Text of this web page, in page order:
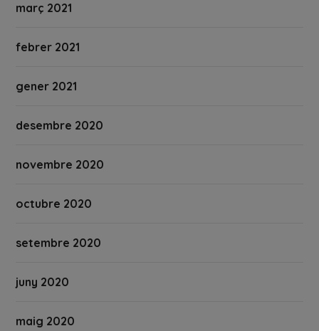
març 2021
febrer 2021
gener 2021
desembre 2020
novembre 2020
octubre 2020
setembre 2020
juny 2020
maig 2020